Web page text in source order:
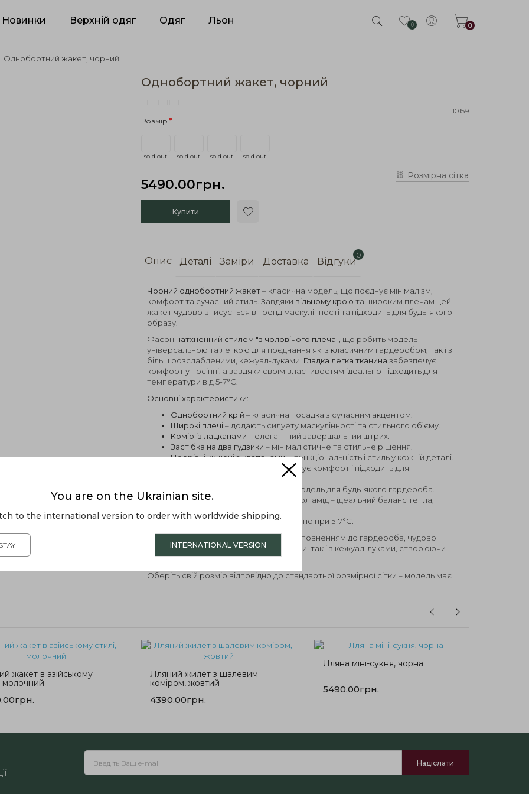
Новинки Верхній одяг Одяг Льон 0 0
Однобортний жакет, чорний
Однобортний жакет, чорний
10159
Розмір
sold out sold out sold out sold out
Розмірна сітка
5490.00грн.
Купити
Опис Деталі Заміри Доставка Відгуки
0
Чорний однобортний жакет– класична модель, що поєднує мінімалізм,
комфорт та сучасний стиль. Завдяки вільному крою та широким плечам цей
жакет чудово вписується в тренд маскулінності та підходить для будь-якого
образу.
Фасон натхненний стилем "з чоловічого плеча" , що робить модель
універсальною та легкою для поєднання як із класичним гардеробом, так і з
більш розслабленими, кежуал-луками. Гладка легка тканина забезпечує
комфорт у носінні, а завдяки своїм властивостям ідеально підходить для
температури від 5-7°C.
Основні характеристики:
Однобортний крій – класична посадка з сучасним акцентом.
Широкі плечі– додають силуету маскулінності та стильного об’єму.
Комір із лацканами – елегантний завершальний штрих.
Застібка на два ґудзики – мінімалістичне та стильне рішення.
Прорізні кишені з клапанами– функціональність і стиль у кожній деталі.
– забезпечує комфорт і підходить для
75 см – універсальна модель для будь-якого гардероба.
Склад тканини:
80% вовна, 20% поліамід – ідеальний баланс тепла,
легкості та зносостійкості.
Температурний режим:комфортно при 5-7°C.
стане стильним доповненням до гардероба, чудово
комбінується як із класичними брюками, так і з кежуал-луками, створюючи
актуальні образи.
Оберіть свій розмір відповідно до стандартної розмірної сітки – модель має
з доставкою по Україні та світу.
жакет в азійському
молочний
Лляний жилет з шалевим
коміром, жовтий
4390.00грн.
Лляна міні-сукня, чорна
5490.00грн.
You are on the Ukrainian site.
to the international version to order with worldwide shipping.
INTERNATIONAL VERSION